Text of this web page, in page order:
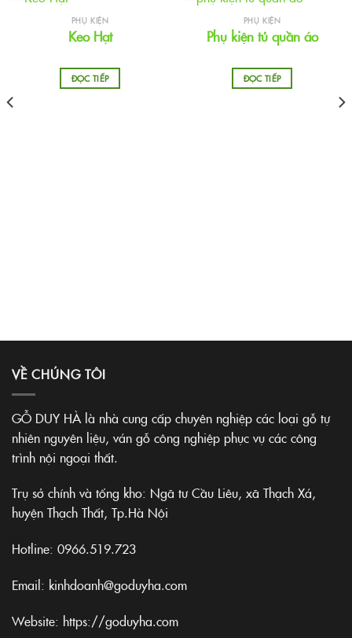
PHỤ KIỆN
Keo Hạt
ĐỌC TIẾP
PHỤ KIỆN
Phụ kiện tủ quần áo
ĐỌC TIẾP
VỀ CHÚNG TÔI
GỖ DUY HÀ là nhà cung cấp chuyên nghiệp các loại gỗ tự
nhiên nguyên liệu, ván gỗ công nghiệp phục vụ các công
trình nội ngoại thất.
Trụ sở chính và tổng kho: Ngã tư Cầu Liêu, xã Thạch Xá,
huyện Thạch Thất, Tp.Hà Nội
Hotline: 0966.519.723
Email: kinhdoanh@goduyha.com
Website: https://goduyha.com